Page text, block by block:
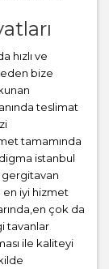
hızlı ve
bize
teslimat
tamamında
istanbul
gergitavan
iyi hizmet
çok da
tavanlar
ile kaliteyi